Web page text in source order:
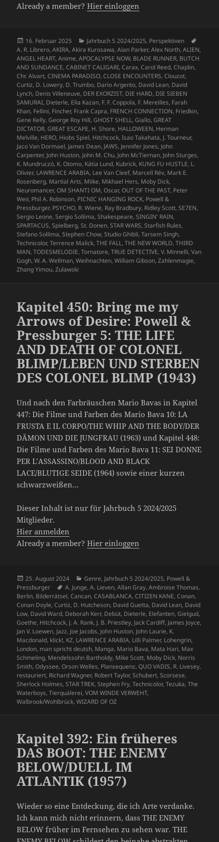
Already a member?Hier einloggen
Veröffentlicht
am
16. Februar 2025 Kategorien
Jahrbuch 5 2024/2025, Perspektiven
A. R. Librero,AKIRA,Akira Kurosawa,Alan Parker,Alex North,ALIEN,
ANGEL HEART,Anime,APOCALYPSE NOW, BLADE RUNNER, BUTCH
AND SUNDANCE,CABINET CALIGARI,Carax,Carol Reed,Chaplin,
Chr. Alvart,CINEMA PARADISO,CLOSE ENCOUNTERS,Clouzot,
Curtiz, D. Lowery, D. Trumbo, Dario Argento, David Lean, David
Lynch, Denis Villeneuve, DER EXORZIST, DIE HARD, DIE SIEBEN
SAMURAI, Dieterle, Elia Kazan, F. F. Coppola, F. Mereilles, Farah
Khan, Fellini, Fincher, Frank Capra, FRENCH CONNECTION, Friedkin,
Gene Kelly,George Roy Hill,GHOST SHELL,Giallo,GREAT
DICTATOR,GREAT ESCAPE, H. Shore, HALLOWEEN, Herman
Melville, HERO, Hiobs Spiel, Hitchcock,Isao Takahata, J. Tourneur,
Jaco Van Dormael, James Dean, JAWS, Jennifer Jones, John
Carpenter, John Huston, John M. Chu, John McTiernan, John Sturges,
K. Mundruczó, K. Otomo, Kátia Lund, Kubrick, KUNG FU HUSTLE, L.
Olivier, LAWRENCE ARABIA, Lee Van Cleef, Marcell Rév, Mark E.
Rosenberg, Martial Arts, Miike, Mikhael Hers, Moby Dick,
Neuromancer,OM SHANTI OM,Oscar,OUT OF THE PAST, Peter
Weir, Phil A. Robinson, PICNIC HANGING ROCK, Powell &
Pressburger, PSYCHO, R. Wiene, Ray Bradbury, Ridley Scott,SE7EN,
Sergio Leone,Sergio Sollima,Shakespeare,SINGIN' RAIN,
SPARTACUS,Spielberg,St. Donen,STAR WARS,Starfish Rules,
Stefano Sollima,Stephen Chow,Studio Ghibli,Tarsem Singh,
Technicolor,Terrence Malick,THE FALL,THE NEW WORLD,THIRD
MAN,TODESMELODIE,Tornatore,TRUE DETECTIVE,V. Minnelli,Van
Gogh,W. A. Wellman,Weihnachten,William Gibson,Zahlenmagie,
Zhang Yimou,Zulawski
Kapitel 450: Bring me my
Arrows of Desire: Powell &
Pressburger 5: THE LIFE
AND DEATH OF COLONEL
BLIMP/LEBEN UND STERBEN
DES COLONEL BLIMP (1943)
Und nach den Farbräuschen Mario Bavas in Kapitel
447: Die Filme und Farben des Mario Bava 10: LA
FRUSTA E IL CORPO/THE WHIP AND THE BODY/DER
DÄMON UND DIE JUNGFRAU (1963) und Kapitel 448:
Die Filme und Farben des Mario Bava 11: SEI DONNE
PER L’ASSASSINO/BLOOD AND BLACK
LACE/BLUTIGE SEIDE (1964) sowie einer kurzen
schwarzweißen…
Dieser Inhalt ist nur für Jahrbuch 5 2024/2025
Mitglieder.
Hier anmelden
Already a member?Hier einloggen
Veröffentlicht
am
25. August 2024 Kategorien
Genre, Jahrbuch 5 2024/2025, Powell &
Pressburger
Schlagwörter
A. Junge,A. Lieven,Allan Gray,Ambroise Thomas,
Berlin, Bilderrätsel,Cancan,CASABLANCA,CITIZEN KANE,Conan,
Conan Doyle,Curtiz, D. Hutcheson, David Guetta, David Lean, David
Low, David Ward, Deborah Kerr, Debüt, Dieterle, Elefanten,Gielgud,
Goethe, Hitchcock, J. A. Rank, J. B. Priestley, Jack Cardiff, James Joyce,
Jan V. Loewen, Jazz, Joe Jacobs, John Huston, John Laurie, K.
Macdonald, klick!, KZ, LAWRENCE ARABIA, Lilli Palmer, Lohengrin,
London, man spricht deutsh, Manga, Mario Bava, Mata Hari, Max
Schmeling, Mendelssohn Bartholdy, Mike Scott, Moby Dick, Norris
Smith,Odyssee,Orson Welles, Plansequenz,QUO VADIS, R. Livesey,
restauriert, Richard Wagner, Robert Taylor,Schubert,Scorsese,
Sherlock Holmes,STAR TREK,Stephen Fry,Technicolor,Tezuka,The
Waterboys,Tierquälerei,VOM WINDE VERWEHT,
Walbrook/Wohlbrück,WIZARD OF OZ
Kapitel 392: Ein früheres
DAS BOOT: THE ENEMY
BELOW/DUELL IM
ATLANTIK (1957)
Wieder so eine Entdeckung, die ich Arte verdanke.
Ich kann mich nicht erinnern, dass THE ENEMY
BELOW früher im Fernsehen zu sehen war. THE